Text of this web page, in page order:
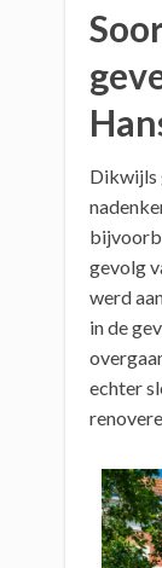
Dikwijls
gevolg
werd
in de
echter